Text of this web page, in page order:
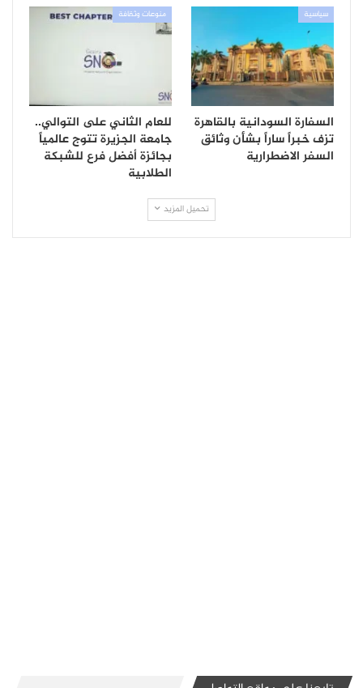
سياسية
السفارة السودانية بالقاهرة
تزف خبراً ساراً بشأن وثائق
السفر الاضطرارية
منوعات وثقافة
للعام الثاني على التوالي..
جامعة الجزيرة تتوج عالمياً
بجائزة أفضل فرع للشبكة
الطلابية
تحميل المزيد